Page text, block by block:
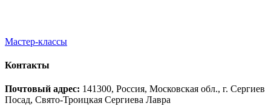
Мастер-классы
Контакты
Почтовый адрес: 141300, Россия, Московская обл., г. Сергиев
Посад, Свято-Троицкая Сергиева Лавра